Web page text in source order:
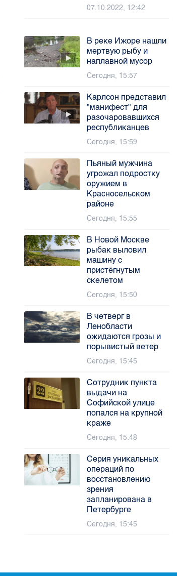
07.10.2022, 12:42
В реке Ижоре нашли
мертвую рыбу и
наплавной мусор
Сегодня, 15:57
Карлсон представил
"манифест" для
разочаровавшихся
республиканцев
Сегодня, 15:59
Пьяный мужчина
угрожал подростку
оружием в
Красносельском
районе
Сегодня, 15:55
В Новой Москве
рыбак выловил
машину с
пристёгнутым
скелетом
Сегодня, 15:50
В четверг в
Ленобласти
ожидаются грозы и
порывистый ветер
Сегодня, 15:45
Сотрудник пункта
выдачи на
Софийской улице
попался на крупной
краже
Сегодня, 15:48
Серия уникальных
операций по
восстановлению
зрения
запланирована в
Петербурге
Сегодня, 15:45